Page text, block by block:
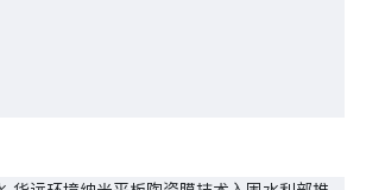
煤炭清洁高效利用新机制，2
午，由中国煤炭加工利用协
环境保护专业委员会联合主